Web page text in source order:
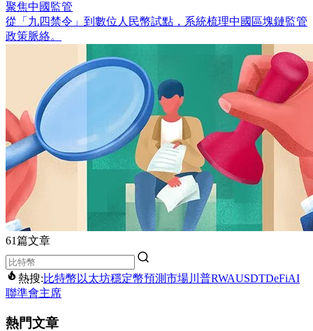
聚焦中國監管
從「九四禁令」到數位人民幣試點，系統梳理中國區塊鏈監管
政策脈絡。
61篇文章
熱搜:比特幣 以太坊穩定幣預測市場川普RWAUSDTDeFiAI
聯準會主席
熱門文章